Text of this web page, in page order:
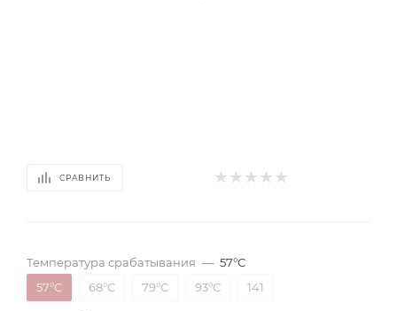
СРАВНИТЬ
Температура срабатывания — 57°С
57°С
68°С 79°С 93°С 141